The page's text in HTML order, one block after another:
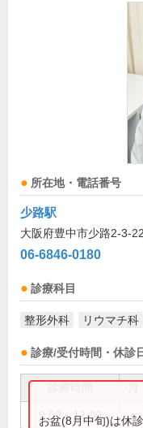
所在地・電話番号
少路駅
大阪府豊中市少路2-3-22
06-6846-0180
診療科目
整形外科 リウマチ科
診療/受付時間・休診
9:00～12:00 ●
お盆(8月中旬)は休